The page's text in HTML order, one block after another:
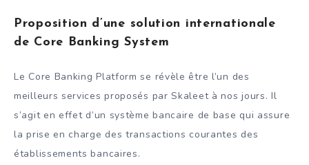
Proposition d’une solution internationale
de Core Banking System
Le Core Banking Platform se révèle être l’un des
meilleurs services proposés par Skaleet à nos jours. Il
s’agit en effet d’un système bancaire de base qui assure
la prise en charge des transactions courantes des
établissements bancaires.